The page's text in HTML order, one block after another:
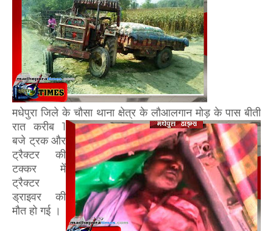
मधेपुरा जिले के चौसा थाना क्षेत्र के लौआलगान मोड़के पास बीती
रात करीब 1
बजे ट्रक और
ट्रैक्टर की
टक्कर में
ट्रैक्टर
ड्राइवर की
मौत हो गई ।